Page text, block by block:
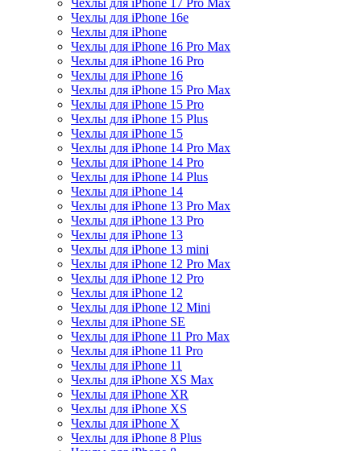
Чехлы для iPhone 17 Pro Max
Чехлы для iPhone 16e
Чехлы для iPhone
Чехлы для iPhone 16 Pro Max
Чехлы для iPhone 16 Pro
Чехлы для iPhone 16
Чехлы для iPhone 15 Pro Max
Чехлы для iPhone 15 Pro
Чехлы для iPhone 15 Plus
Чехлы для iPhone 15
Чехлы для iPhone 14 Pro Max
Чехлы для iPhone 14 Pro
Чехлы для iPhone 14 Plus
Чехлы для iPhone 14
Чехлы для iPhone 13 Pro Max
Чехлы для iPhone 13 Pro
Чехлы для iPhone 13
Чехлы для iPhone 13 mini
Чехлы для iPhone 12 Pro Max
Чехлы для iPhone 12 Pro
Чехлы для iPhone 12
Чехлы для iPhone 12 Mini
Чехлы для iPhone SE
Чехлы для iPhone 11 Pro Max
Чехлы для iPhone 11 Pro
Чехлы для iPhone 11
Чехлы для iPhone XS Max
Чехлы для iPhone XR
Чехлы для iPhone XS
Чехлы для iPhone X
Чехлы для iPhone 8 Plus